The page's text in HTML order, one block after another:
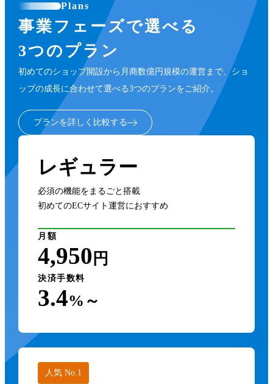
Plans
事業フェーズで選べる
3つのプラン
初めてのショップ開設から月商数億円規模の運営まで、ショ
ップの成長に合わせて選べる3つのプランをご紹介。
プランを詳しく比較する
レギュラー
必須の機能をまるごと搭載
初めてのECサイト運営におすすめ
月額
4,950 円
決済手数料
3.4%～
人気 No.1